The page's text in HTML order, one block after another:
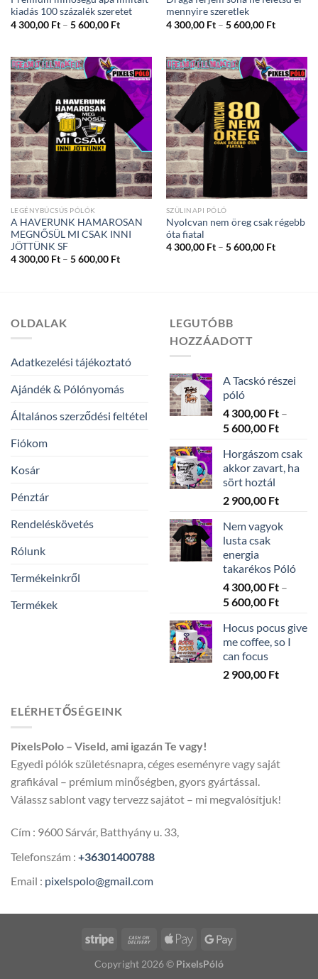
kiadás 100 százalék szeretet
4 300,00 Ft – 5 600,00 FtÁrtartomány:
5
600,00 Ft
mennyire szeretlek
4 300,00 Ft – 5 600,00 Ft
5
600,00 Ft
LEGÉNYBÚCSÚS PÓLÓK
A HAVERUNK HAMAROSAN
MEGNŐSÜL MI CSAK INNI
JÖTTÜNK SF
4 300,00 Ft – 5 600,00 FtÁrtartomány:
SZÜLINAPI PÓLÓ
Nyolcvan nem öreg csak régebb
óta fiatal
4 300,00 Ft – 5 600,00 Ft
OLDALAK
Adatkezelési tájékoztató
Ajándék & Pólónyomás
Általános szerződési feltétel
Fiókom
Kosár
Pénztár
Rendeléskövetés
Rólunk
Termékeinkről
Termékek
LEGUTÓBB
HOZZÁADOTT
A Tacskó részei
póló
4 300,00 Ft –
5 600,00 Ft
300,00
-
600,00
Horgászom csak
akkor zavart, ha
sört hoztál
2 900,00 Ft
Nem vagyok
lusta csak
energia
takarékos Póló
4 300,00 Ft –
5 600,00 Ft
300,00
-
600,00
Hocus pocus give
me coffee, so I
can focus
2 900,00 Ft
ELÉRHETŐSÉGEINK
PixelsPolo – Viseld, ami igazán Te vagy!
Egyedi pólók születésnapra, céges eseményre vagy saját
grafikával – prémium minőségben, gyors gyártással.
Válassz sablont vagy tervezz sajátot – mi megvalósítjuk!
Cím : 9600 Sárvár, Batthyány u. 33,
Telefonszám : +36301400788
Email : pixelspolo@gmail.com
Copyright 2026 © PixelsPóló